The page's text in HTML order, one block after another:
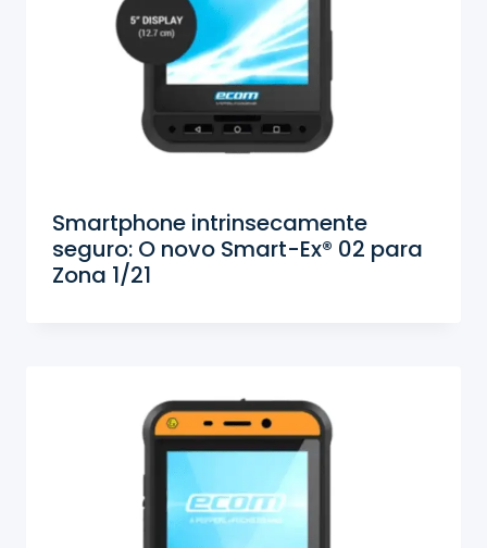
Smartphone intrinsecamente
seguro: O novo Smart-Ex® 02 para
Zona 1/21